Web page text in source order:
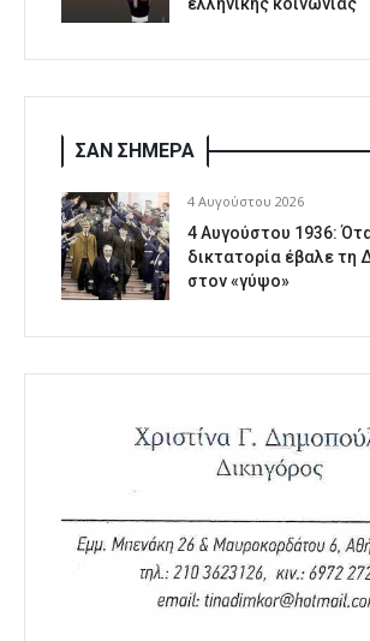
ελληνικής κοινωνίας
ΣΑΝ ΣΗΜΕΡΑ
4 Αυγούστου 2026
4 Αυγούστου 1936:
δικτατορία έβαλε τη
στον «γύψο»